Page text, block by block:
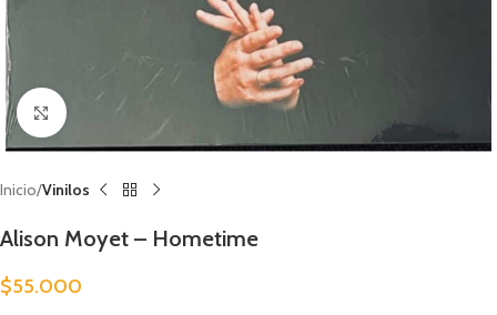
Clic para ampliar
Inicio Vinilos
Alison Moyet – Hometime
$55.000